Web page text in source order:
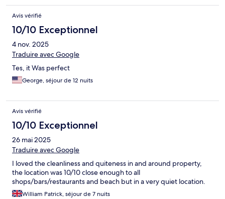
Avis vérifié
10/10 Exceptionnel
4 nov. 2025
Traduire avec Google
Tes, it Was perfect
George, séjour de 12 nuits
Avis vérifié
10/10 Exceptionnel
26 mai 2025
Traduire avec Google
I loved the cleanliness and quiteness in and around property,
the location was 10/10 close enough to all
shops/bars/restaurants and beach but in a very quiet location.
William Patrick, séjour de 7 nuits